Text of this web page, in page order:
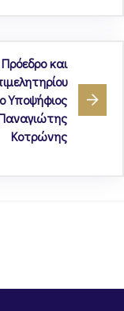
και
Υποψήφιος
Κοτρώνης